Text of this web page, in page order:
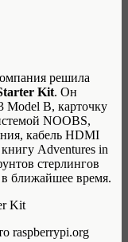
решила
Kit. Он
Model B, карточку
NOOBS,
кабель HDMI
Adventures in
стерлингов
ближайшее время.
raspberrypi.org